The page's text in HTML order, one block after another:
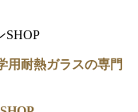
用耐熱ガラスの専門